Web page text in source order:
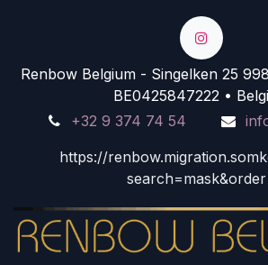
Renbow Belgium - Singelken 25
BE0425847222 •
+32 9 374 74 54
https://